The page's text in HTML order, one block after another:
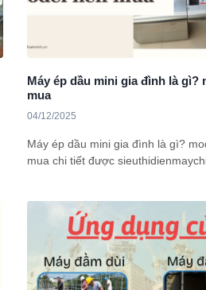
Máy ép dầu mini gia đình là gì?
mua
04/12/2025
Máy ép dầu mini gia đình là gì?
mua chi tiết được
chất lượng, hiệu quả cho gia đình